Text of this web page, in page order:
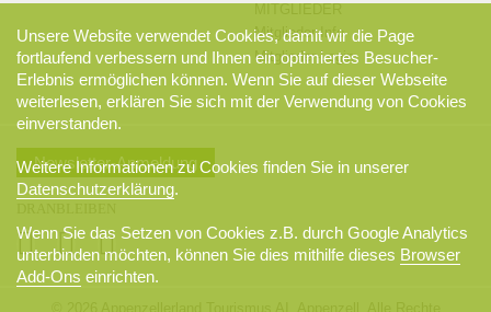
Mitglieder-Info
Mitglieder-Login
Newsletter-Anmeldung
Unsere Website verwendet Cookies, damit wir die Page
fortlaufend verbessern und Ihnen ein optimiertes Besucher-
Erlebnis ermöglichen können. Wenn Sie auf dieser Webseite
weiterlesen, erklären Sie sich mit der Verwendung von Cookies
einverstanden.
Weitere Informationen zu Cookies finden Sie in unserer
Datenschutzerklärung.
Wenn Sie das Setzen von Cookies z.B. durch Google Analytics
unterbinden möchten, können Sie dies mithilfe dieses Browser
Add-Ons einrichten.